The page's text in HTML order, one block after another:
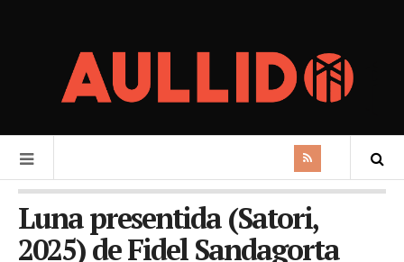
Luna presentida (Satori,
2025) de Fidel Sandagorta